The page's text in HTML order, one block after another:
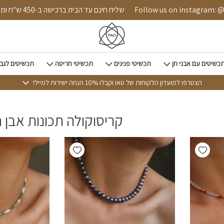
הבית Follow us on instagram: @tao.style שליח חינם עד הבית ברכישה
עם אבני חן תכשיטי פנינים תכשיטי חריטה תכשיטים
הצטרפו למועדון הלקוחות של טאו וקבלו 10% הנחה ישירות למייל!
קריסוקולה תכונות אבן
Add wishlist
Add wishlist